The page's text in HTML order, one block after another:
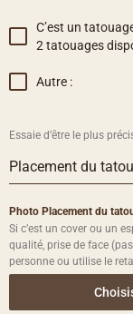
C’est un
2 tatouages
Autre :
Placement du
Essaie d’être le plus
Photo Placement du
Si c’est un cover ou un
qualité, prise de face
personne ou utilise le